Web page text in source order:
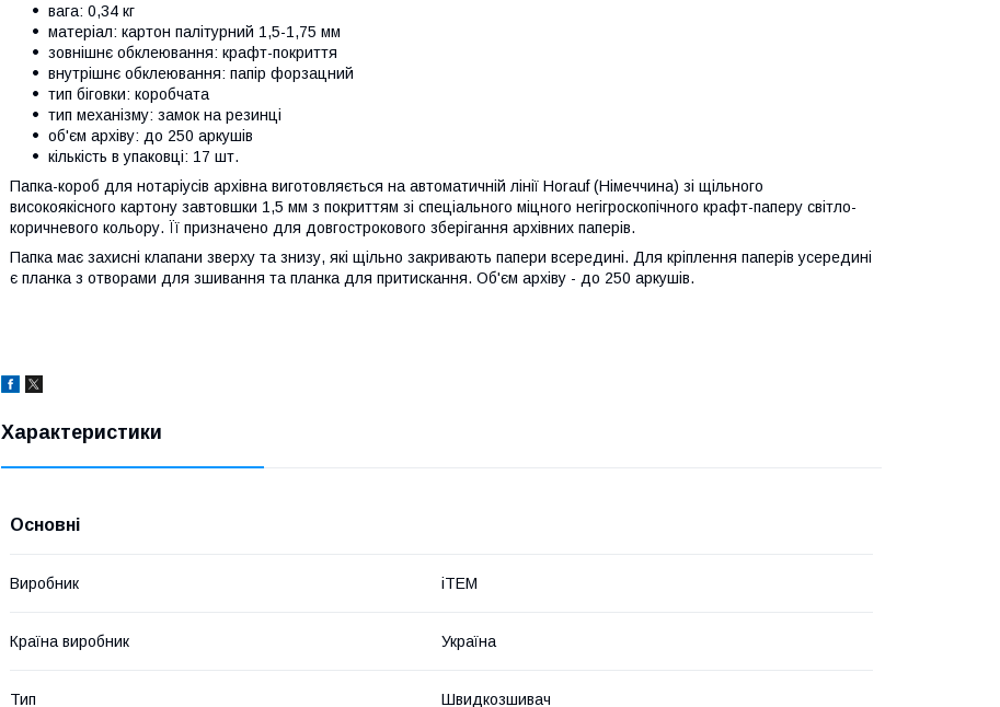
вага: 0,34 кг
матеріал: картон палітурний 1,5-1,75 мм
зовнішнє обклеювання: крафт-покриття
внутрішнє обклеювання: папір форзацний
тип біговки: коробчата
тип механізму: замок на резинці
об'єм архіву: до 250 аркушів
кількість в упаковці: 17 шт.
Папка-короб для нотаріусів архівна виготовляється на автоматичній лінії Horauf (Німеччина) зі щільного
високоякісного картону завтовшки 1,5 мм з покриттям зі спеціального міцного негігроскопічного крафт-паперу світло-
коричневого кольору. Її призначено для довгострокового зберігання архівних паперів.
Папка має захисні клапани зверху та знизу, які щільно закривають папери всередині. Для кріплення паперів усередині
є планка з отворами для зшивання та планка для притискання. Об'єм архіву - до 250 аркушів.
Характеристики
Основні
Виробник iTEM
Країна виробник Україна
Тип Швидкозшивач